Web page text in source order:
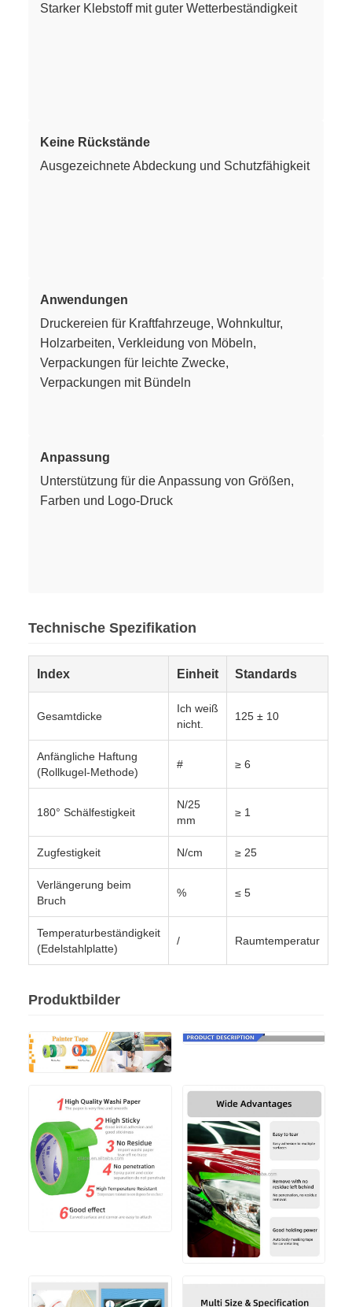
Starker Klebstoff mit guter Wetterbeständigkeit
Keine Rückstände
Ausgezeichnete Abdeckung und Schutzfähigkeit
Anwendungen
Druckereien für Kraftfahrzeuge, Wohnkultur,
Holzarbeiten, Verkleidung von Möbeln,
Verpackungen für leichte Zwecke,
Verpackungen mit Bündeln
Anpassung
Unterstützung für die Anpassung von Größen,
Farben und Logo-Druck
Technische Spezifikation
Index Einheit Standards
Gesamtdicke
Ich weiß
nicht.
125 ± 10
Anfängliche Haftung
(Rollkugel-Methode)
# ≥ 6
180° Schälfestigkeit
N/25
mm
≥ 1
Zugfestigkeit N/cm ≥ 25
Verlängerung beim
Bruch
% ≤ 5
Temperaturbeständigkeit
(Edelstahlplatte)
/ Raumtemperatur
Produktbilder